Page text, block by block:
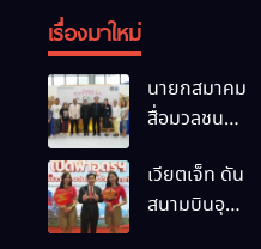
เรื่องมาใหม่
นายกสมาคม
สื่อมวลชน
ประชาสัมพันธ์
เชียงราย
เวียตเจ็ท ดัน
สนามบินอุ